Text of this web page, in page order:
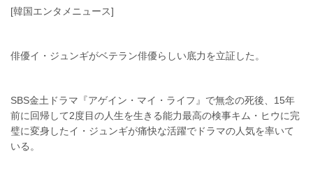
[韓国エンタメニュース]
俳優イ・ジュンギがベテラン俳優らしい底力を立証した。
SBS金土ドラマ『アゲイン・マイ・ライフ』で無念の死後、15年
前に回帰して2度目の人生を生きる能力最高の検事キム・ヒウに完
璧に変身したイ・ジュンギが痛快な活躍でドラマの人気を率いて
いる。